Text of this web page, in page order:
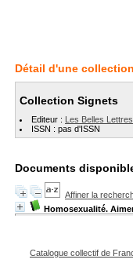
Détail d'une
Collection Signets
Editeur : Les Belles Lettres
ISSN : pas d'ISSN
Documents
Affiner la
Homosexualité.
Catalogue collectif de